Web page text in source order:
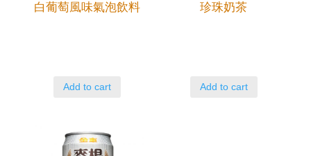
白葡萄風味氣泡飲料
Add to cart
珍珠奶茶
Add to cart